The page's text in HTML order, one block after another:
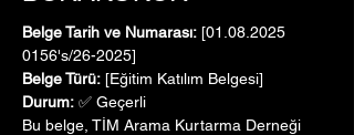
Belge Tarih ve Numarası: [01.08.2025
0156's/26-2025]
Belge Türü: [Eğitim Katılım Belgesi]
Durum: ✅ Geçerli
Bu belge, TİM Arama Kurtarma Derneği